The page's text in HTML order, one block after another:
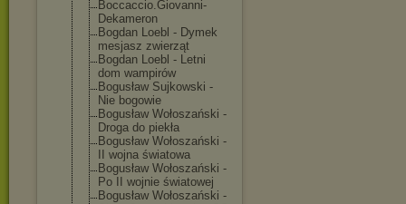
Boccaccio.Giovanni-
Dekameron
Bogdan Loebl - Dymek
mesjasz zwierząt
Bogdan Loebl - Letni
dom wampirów
Bogusław Sujkowski -
Nie bogowie
Bogusław Wołoszański -
Droga do piekła
Bogusław Wołoszański -
II wojna światowa
Bogusław Wołoszański -
Po II wojnie światowej
Bogusław Wołoszański -